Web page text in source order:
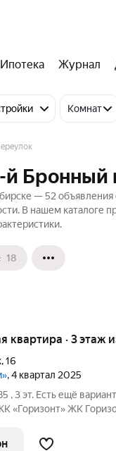
Ипотека Журнал
Комнат
й
— 52
В нашем каталоге
18
квартира · 3 этаж
,16
, 4 квартал 2025
, 3 эт. Есть ещё
ЖК Горизонт Двор без
не просто квартира,